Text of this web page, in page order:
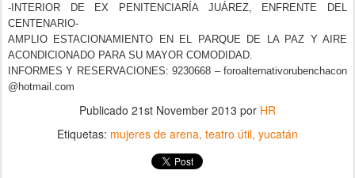
-INTERIOR DE EX PENITENCIARÍA JUÁREZ, ENFRENTE DEL
CENTENARIO-
AMPLIO ESTACIONAMIENTO EN EL PARQUE DE LA PAZ Y AIRE
ACONDICIONADO PARA SU MAYOR COMODIDAD.
INFORMES Y RESERVACIONES: 9230668 – foroalternativorubenchacon
@hotmail.com
Publicado 21st November 2013 por HR
Etiquetas: mujeres de arena teatro útil yucatán